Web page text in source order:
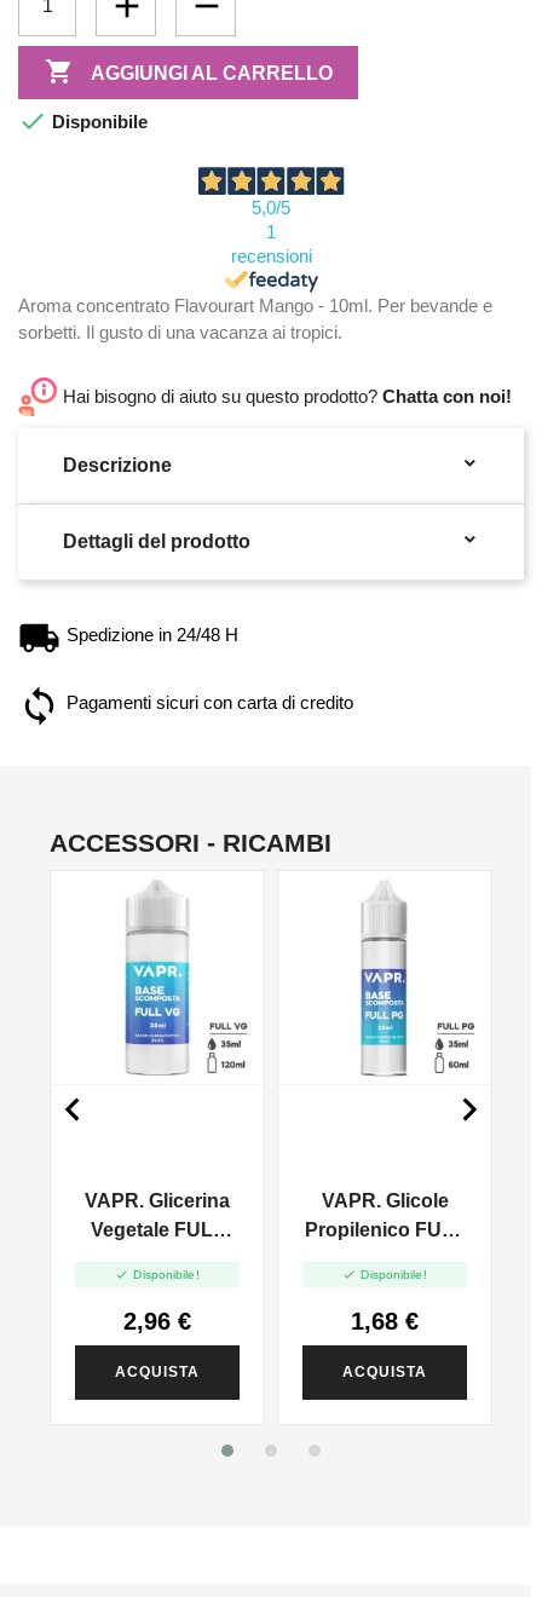
 AGGIUNGI AL CARRELLO
 Disponibile
5,0/5
1
recensioni
Aroma concentrato Flavourart Mango - 10ml. Per bevande e
sorbetti. Il gusto di una vacanza ai tropici.
Hai bisogno di aiuto su questo prodotto? Chatta con noi!
Descrizione 
Dettagli del prodotto 
Spedizione in 24/48 H
Pagamenti sicuri con carta di credito
ACCESSORI - RICAMBI
VAPR. Glicerina
Vegetale FULL
120ml
 Disponibile!
2,96 €
ACQUISTA
VAPR. Glicole
Propilenico FULL
 Disponibile!
1,68 €
ACQUISTA
 